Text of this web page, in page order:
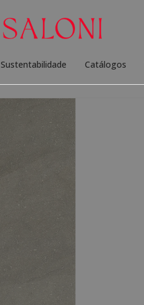
Sustentabilidade Catálogos